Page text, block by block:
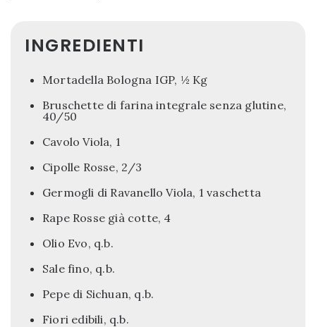
INGREDIENTI
Mortadella Bologna IGP, ½ Kg
Bruschette di farina integrale senza glutine,
40/50
Cavolo Viola, 1
Cipolle Rosse, 2/3
Germogli di Ravanello Viola, 1 vaschetta
Rape Rosse già cotte, 4
Olio Evo, q.b.
Sale fino, q.b.
Pepe di Sichuan, q.b.
Fiori edibili, q.b.